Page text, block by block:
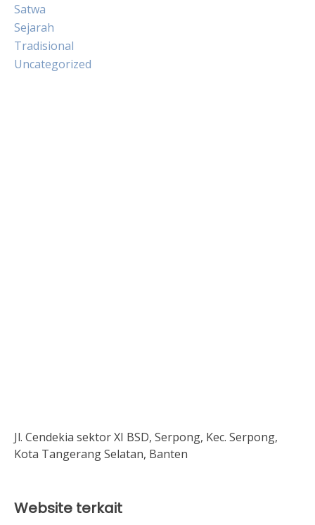
Satwa
Sejarah
Tradisional
Uncategorized
Jl. Cendekia sektor XI BSD, Serpong, Kec. Serpong,
Kota Tangerang Selatan, Banten
Website terkait